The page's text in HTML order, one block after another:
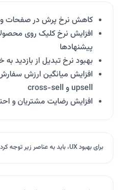
کاهش نرخ پرش در صفحات
افزایش نرخ کلیک روی
پیشنهادها
بهبود نرخ تبدیل از بازدید به
افزایش میانگین ارزش
upsell و cross-sell
افزایش رضایت مشتریان و
برای بهبود UX، باید به عناصر زیر توجه کرد: